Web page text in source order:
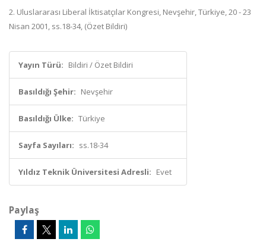
2. Uluslararası Liberal İktisatçılar Kongresi, Nevşehir, Türkiye, 20 - 23
Nisan 2001, ss.18-34, (Özet Bildiri)
Yayın Türü: Bildiri / Özet Bildiri
Basıldığı Şehir: Nevşehir
Basıldığı Ülke: Türkiye
Sayfa Sayıları: ss.18-34
Yıldız Teknik Üniversitesi Adresli: Evet
Paylaş